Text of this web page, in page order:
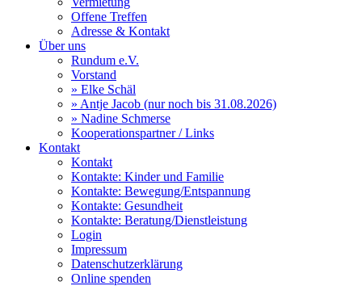
Offene Treffen
Adresse & Kontakt
Über uns
Rundum e.V.
Vorstand
» Elke Schäl
» Antje Jacob (nur noch bis 31.08.2026)
» Nadine Schmerse
Kooperationspartner / Links
Kontakt
Kontakt
Kontakte: Kinder und Familie
Kontakte: Bewegung/Entspannung
Kontakte: Gesundheit
Kontakte: Beratung/Dienstleistung
Login
Impressum
Datenschutzerklärung
Online spenden